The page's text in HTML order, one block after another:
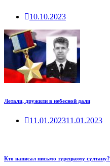
10.10.2023
Летали, дружили в небесной дали
11.01.202311.01.2023
Кто написал письмо турецкому султану?